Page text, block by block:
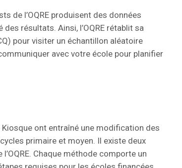
de l’OQRE produisent des données
résultats. Ainsi, l’OQRE rétablit sa
pour visiter un échantillon aléatoire
avec votre école pour planifier
ont entraîné une modification des
primaire et moyen. Il existe deux
Chaque méthode comporte un